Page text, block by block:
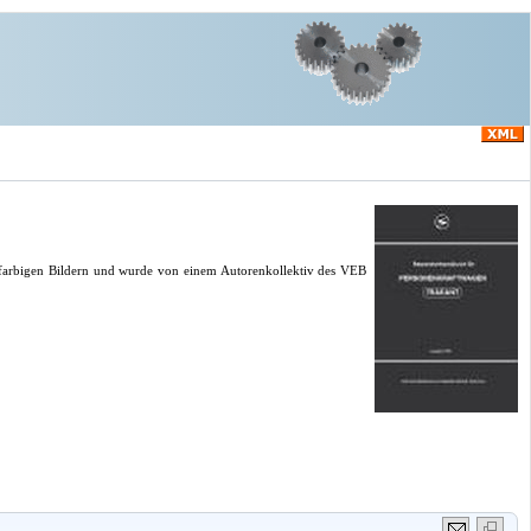
Bildern und wurde von einem Autorenkollektiv des VEB